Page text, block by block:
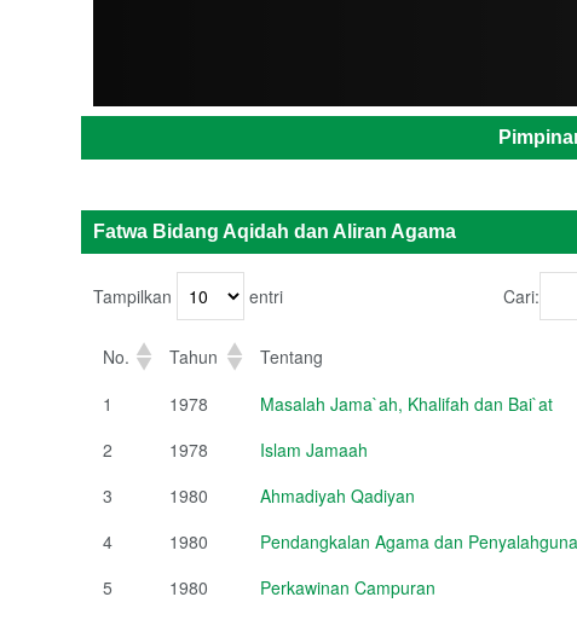
Fatwa Bidang Aqidah dan Aliran Agama
Tampilkan entri Cari:
No. Tahun
Tentang
1
1978
Masalah Jama`ah, Khalifah dan Bai`at
2
1978
Islam Jamaah
3
1980
Ahmadiyah Qadiyan
4
1980
Pendangkalan Agama dan
5
1980
Perkawinan Campuran